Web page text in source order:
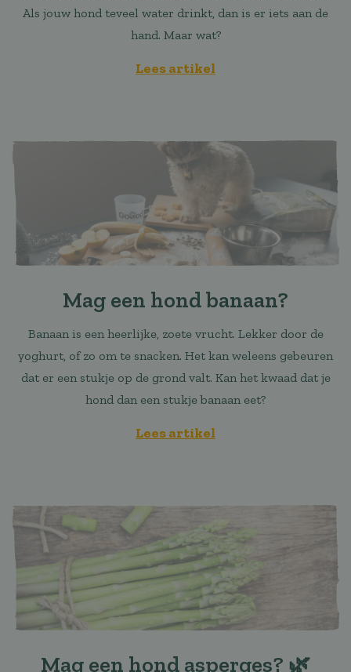
Als jouw hond teveel water drinkt, dan is er iets aan de
hand. Maar wat?
Lees artikel
Mag een hond banaan?
Banaan is een heerlijke, zoete vrucht. Lekker door de
yoghurt, of zo om te snacken. Het kan weleens gebeuren
dat er een stukje op de grond valt. Kan het kwaad dat je
hond dan een stukje banaan eet?
Lees artikel
Mag een hond asperges? 🌿